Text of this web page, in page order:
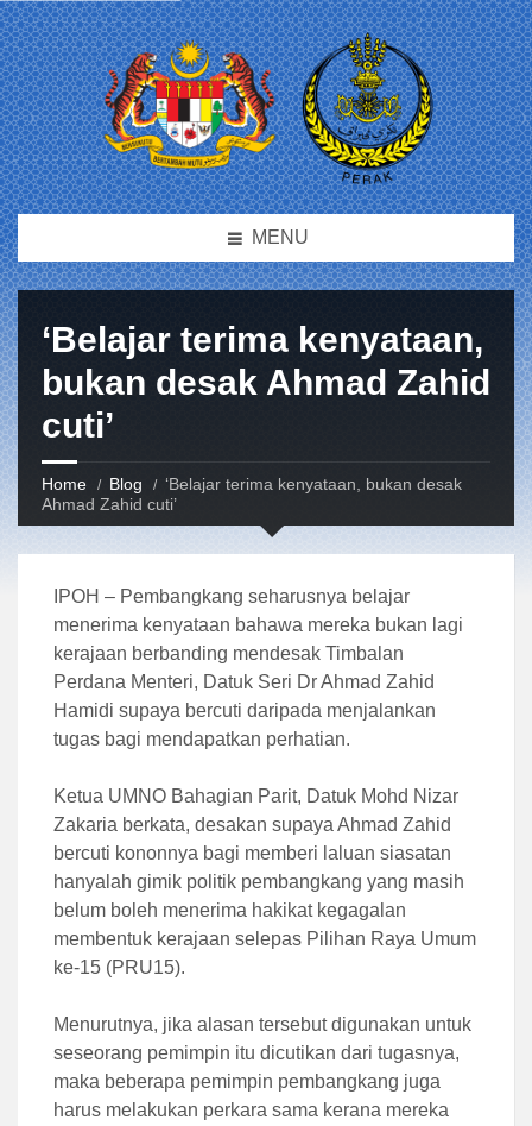
MENU
‘Belajar terima kenyataan,
bukan desak Ahmad Zahid
cuti’
Home Blog
‘Belajar terima kenyataan, bukan desak
Ahmad Zahid cuti’
IPOH – Pembangkang seharusnya belajar
menerima kenyataan bahawa mereka bukan lagi
kerajaan berbanding mendesak Timbalan
Perdana Menteri, Datuk Seri Dr Ahmad Zahid
Hamidi supaya bercuti daripada menjalankan
tugas bagi mendapatkan perhatian.
Ketua UMNO Bahagian Parit, Datuk Mohd Nizar
Zakaria berkata, desakan supaya Ahmad Zahid
bercuti kononnya bagi memberi laluan siasatan
hanyalah gimik politik pembangkang yang masih
belum boleh menerima hakikat kegagalan
membentuk kerajaan selepas Pilihan Raya Umum
ke-15 (PRU15).
Menurutnya, jika alasan tersebut digunakan untuk
seseorang pemimpin itu dicutikan dari tugasnya,
maka beberapa pemimpin pembangkang juga
harus melakukan perkara sama kerana mereka